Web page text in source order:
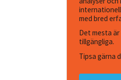
med bred
Det mesta
tillgängliga.
Tipsa gärna